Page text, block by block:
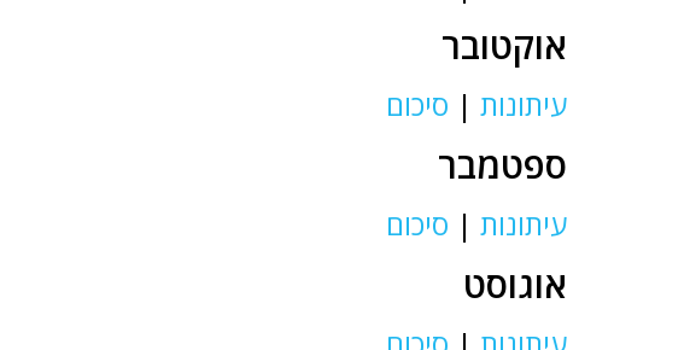
אוקטובר
עיתונות | סיכום
ספטמבר
עיתונות | סיכום
אוגוסט